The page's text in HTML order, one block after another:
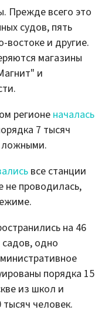
Прежде всего это
судов, пять
и другие.
магазины
и
регионе началась
7 тысяч
ложными.
все станции
не проводилась,
на 46
одно
порядка 15
из школ и
человек.